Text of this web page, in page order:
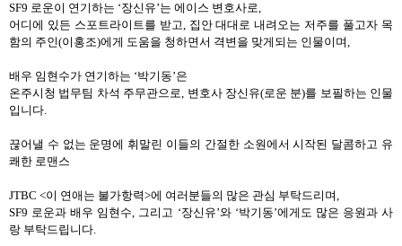
SF9 로운이 연기하는 ‘장신유’는 에이스 변호사로,
어디에 있든 스포트라이트를 받고, 집안 대대로 내려오는 저주를 풀고자 목
함의 주인(이홍조)에게 도움을 청하면서 격변을 맞게되는 인물이며,
배우 임현수가 연기하는 ‘박기동’은
온주시청 법무팀 차석 주무관으로, 변호사 장신유(로운 분)를 보필하는 인물
입니다.
끊어낼 수 없는 운명에 휘말린 이들의 간절한 소원에서 시작된 달콤하고 유
쾌한 로맨스
JTBC <이 연애는 불가항력>에 여러분들의 많은 관심 부탁드리며,
SF9 로운과 배우 임현수, 그리고 ‘장신유’와 ‘박기동’에게도 많은 응원과 사
랑 부탁드립니다.